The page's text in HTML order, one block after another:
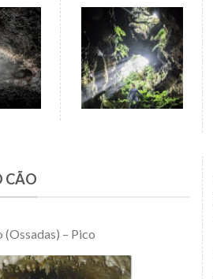
CÃO
(Ossadas) – Pico